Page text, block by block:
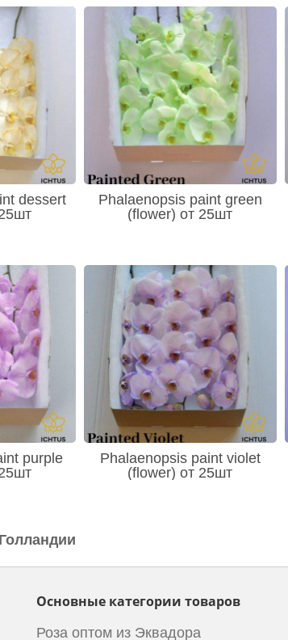
dessert
Phalaenopsis paint green
(flower) от 25шт
purple
Phalaenopsis paint violet
(flower) от 25шт
Основные категории товаров
Роза оптом из Эквадора